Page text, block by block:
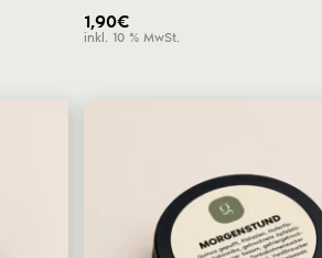
1,90€
inkl. 10 % MwSt.